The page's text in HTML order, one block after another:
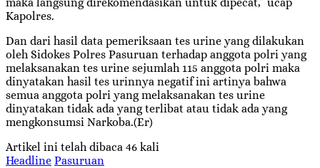
Kapolres.
Dan dari hasil data pemeriksaan tes urine yang dilakukan
oleh Sidokes Polres Pasuruan terhadap anggota polri yang
melaksanakan tes urine sejumlah 115 anggota polri maka
dinyatakan hasil tes urinnya negatif ini artinya bahwa
semua anggota polri yang melaksanakan tes urine
dinyatakan tidak ada yang terlibat atau tidak ada yang
mengkonsumsi Narkoba.(Er)
Artikel ini telah dibaca 46 kali
Headline Pasuruan